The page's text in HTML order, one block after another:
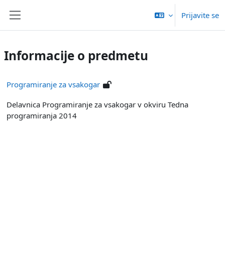
Prijavite se
Informacije o predmetu
Programiranje za vsakogar
Delavnica Programiranje za vsakogar v okviru Tedna
programiranja 2014